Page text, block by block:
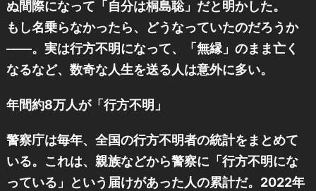
ぬ間際になって「自分は桐島聡」だと明かした。
もし名乗らなかったら、どうなっていたのだろうか
――。実は行方不明になって、「無縁」のまま亡く
なるなど、数奇な人生を送る人は意外に多い。
年間約8万人が「行方不明」
警察庁は毎年、全国の行方不明者の統計をまとめて
いる。これは、親族などから警察に「行方不明にな
っている」という届けがあった人の累計だ。2022年